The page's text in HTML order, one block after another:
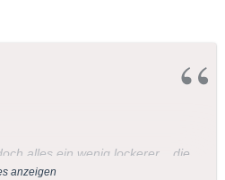
alles ein wenig lockerer... die
nicht den Bach runter zu
anzeigen